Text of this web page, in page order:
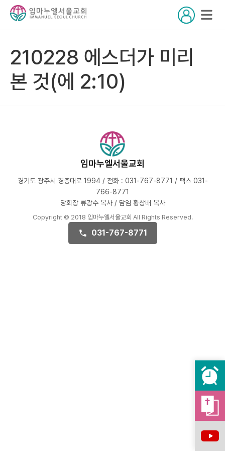
210228 에스더가 미리
본 것(에 2:10)
임마누엘서울교회
경기도 광주시 경충대로 1994 / 전화 : 031-767-8771 / 팩스 031-
766-8771
당회장 류광수 목사 / 담임 황상배 목사
Copyright © 2018 임마누엘서울교회 All Rights Reserved.
031-767-8771